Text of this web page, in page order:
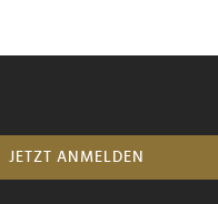
JETZT ANMELDEN